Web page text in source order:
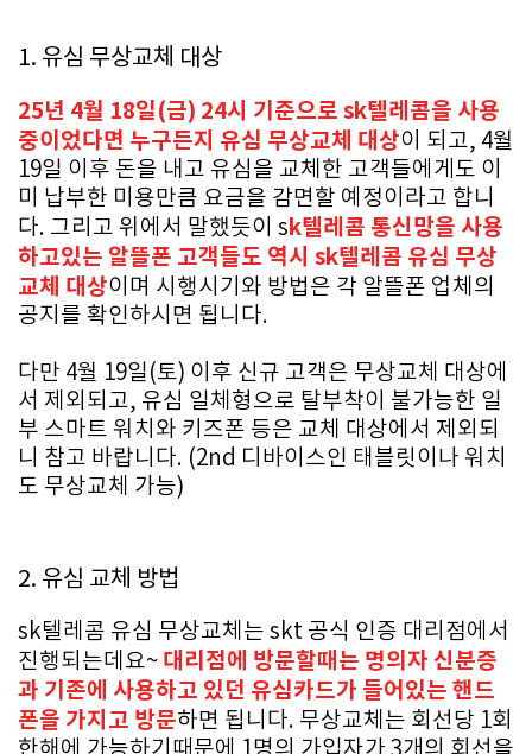
1. 유심 무상교체 대상
25년 4월 18일(금) 24시 기준으로 sk텔레콤을 사용
중이었다면 누구든지 유심 무상교체 대상이 되고, 4월
19일 이후 돈을 내고 유심을 교체한 고객들에게도 이
미 납부한 미용만큼 요금을 감면할 예정이라고 합니
다. 그리고 위에서 말했듯이 sk텔레콤 통신망을 사용
하고있는 알뜰폰 고객들도 역시 sk텔레콤 유심 무상
교체 대상이며 시행시기와 방법은 각 알뜰폰 업체의
공지를 확인하시면 됩니다.
다만 4월 19일(토) 이후 신규 고객은 무상교체 대상에
서 제외되고, 유심 일체형으로 탈부착이 불가능한 일
부 스마트 워치와 키즈폰 등은 교체 대상에서 제외되
니 참고 바랍니다. (2nd 디바이스인 태블릿이나 워치
도 무상교체 가능)
2. 유심 교체 방법
sk텔레콤 유심 무상교체는 skt 공식 인증 대리점에서
진행되는데요~ 대리점에 방문할때는 명의자 신분증
과 기존에 사용하고 있던 유심카드가 들어있는 핸드
폰을 가지고 방문하면 됩니다. 무상교체는 회선당 1회